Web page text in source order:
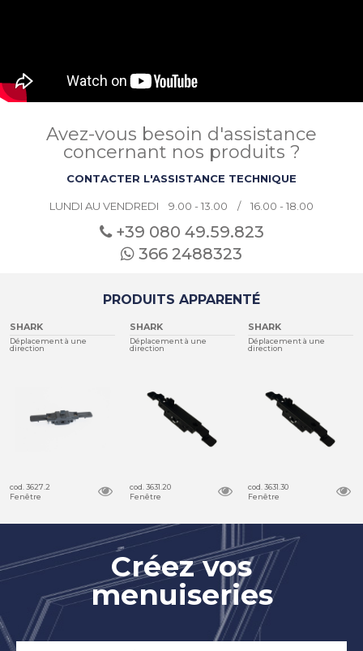
Avez-vous besoin d'assistance
concernant nos produits ?
CONTACTER L'ASSISTANCE TECHNIQUE
LUNDI AU VENDREDI 9.00 - 13.00 / 16.00 - 18.00
+39 080 49.59.823
366 2488323
PRODUITS APPARENTÉ
SHARK
Déplacement à une
direction
cod. 3627.2
Fenêtre
SHARK
Déplacement à une
direction
cod. 3631.20
Fenêtre
SHARK
Déplacement à une
direction
cod. 3631.30
Fenêtre
Créez vos
menuiseries